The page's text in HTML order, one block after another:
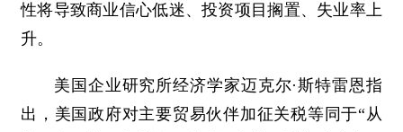
性将导致商业信心低迷、投资项目搁置、失业率上
升。
美国企业研究所经济学家迈克尔·斯特雷恩指
出，美国政府对主要贸易伙伴加征关税等同于“从